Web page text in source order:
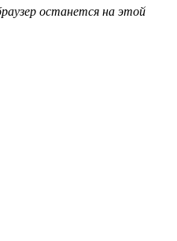
останется на этой